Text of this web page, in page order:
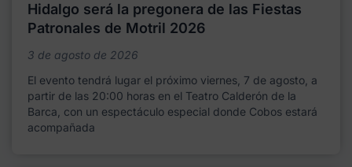
Hidalgo será la pregonera de las Fiestas
Patronales de Motril 2026
3 de agosto de 2026
El evento tendrá lugar el próximo viernes, 7 de agosto, a
partir de las 20:00 horas en el Teatro Calderón de la
Barca, con un espectáculo especial donde Cobos estará
acompañada